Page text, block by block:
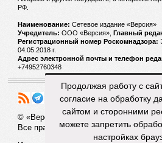
РФ.
Наименование: Cетевое издание «Версия»
Учредитель: ООО «Версия», Главный
Регистрационный номер Роскомнадзора:
04.05.2018 г.
Адрес электронной почты и телефон
+74952760348
© «Версия» 18+
Все права защищены
Продолжая работу с
согласие на обработку
сайтом и сторонними
можете запретить
настройках